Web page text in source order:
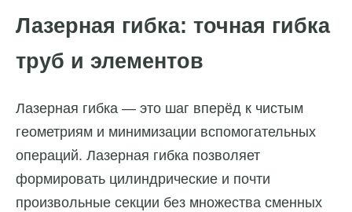
Лазерная гибка: точная гибка
труб и элементов
Лазерная гибка — это шаг вперёд к чистым
геометриям и минимизации вспомогательных
операций. Лазерная гибка позволяет
формировать цилиндрические и почти
произвольные секции без множества сменных